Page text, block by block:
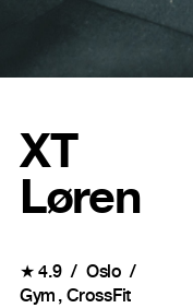
XT
Løren
★4.9
Oslo
Gym
CrossFit